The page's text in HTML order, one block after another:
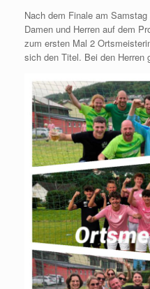
Nach dem Finale am
Damen und Herren auf dem
zum ersten Mal 2
sich den Titel. Bei den Herren